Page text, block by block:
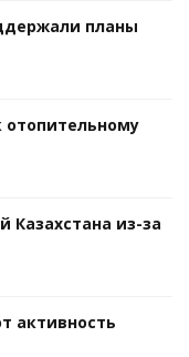
планы
Казахстана из-за
активность